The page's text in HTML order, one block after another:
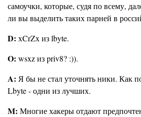
самоучки, которые, судя по всему,
ли вы выделить таких парней в
D: xCrZx из lbyte.
O: wsxz из priv8? :)).
A: Я бы не стал уточнять ники. Как
Lbyte - одни из лучших.
M: Многие хакеры отдают